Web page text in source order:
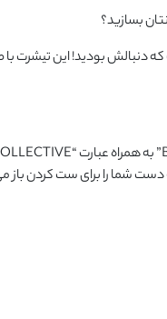
بسازید؟
بودید! این تیشرت با